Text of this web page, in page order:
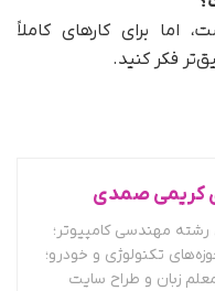
اما برای کارهای کاملاً
فکر کنید.
کریمی صمدی
رشته مهندسی کامپیوتر؛
تکنولوژی و خودرو؛
زبان و طراح سایت